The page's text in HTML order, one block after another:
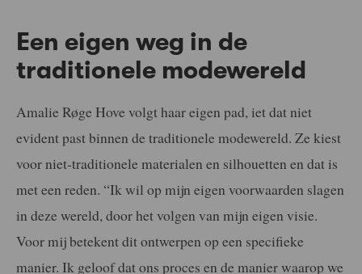
Een eigen weg in de
traditionele modewereld
Amalie Røge Hove volgt haar eigen pad, iet dat niet
evident past binnen de traditionele modewereld. Ze kiest
voor niet-traditionele materialen en silhouetten en dat is
met een reden. “Ik wil op mijn eigen voorwaarden slagen
in deze wereld, door het volgen van mijn eigen visie.
Voor mij betekent dit ontwerpen op een specifieke
manier. Ik geloof dat ons proces en de manier waarop we